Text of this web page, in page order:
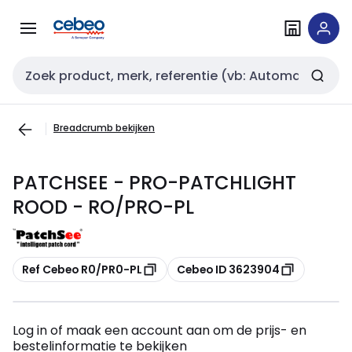
naar
naar
Zoekveld invoer
Breadcrumb bekijken
PATCHSEE - PRO-PATCHLIGHT
ROOD - RO/PRO-PL
Kopiëren
Ref Cebeo R0/PR0-PL Kopiëren
Cebeo ID 3623904
Log in of maak een account aan om de prijs- en
bestelinformatie te bekijken